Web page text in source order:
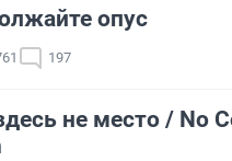
опус
197
не место / No